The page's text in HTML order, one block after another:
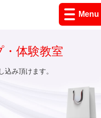
Menu
体験教室
込み頂けます。